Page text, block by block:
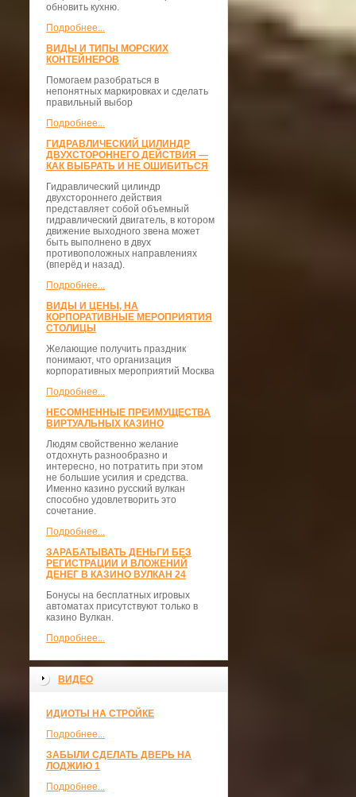
обновить кухню.
Подробнее...
ВИДЫ И ТИПЫ МОРСКИХ
КОНТЕЙНЕРОВ
Помогаем разобраться в
непонятных маркировках и сделать
правильный выбор
Подробнее...
ГИДРАВЛИЧЕСКИЙ ЦИЛИНДР
ДВУХСТОРОННЕГО ДЕЙСТВИЯ —
КАК ВЫБРАТЬ И НЕ ОШИБИТЬСЯ
Гидравлический цилиндр
двухстороннего действия
представляет собой объемный
гидравлический двигатель, в котором
движение выходного звена может
быть выполнено в двух
противоположных направлениях
(вперёд и назад).
Подробнее...
ВИДЫ И ЦЕНЫ, НА
КОРПОРАТИВНЫЕ МЕРОПРИЯТИЯ
СТОЛИЦЫ
Желающие получить праздник
понимают, что организация
корпоративных мероприятий Москва
Подробнее...
НЕСОМНЕННЫЕ ПРЕИМУЩЕСТВА
ВИРТУАЛЬНЫХ КАЗИНО
Людям свойственно желание
отдохнуть разнообразно и
интересно, но потратить при этом
не большие усилия и средства.
Именно казино русский вулкан
способно удовлетворить это
сочетание.
Подробнее...
ЗАРАБАТЫВАТЬ ДЕНЬГИ БЕЗ
РЕГИСТРАЦИИ И ВЛОЖЕНИЙ
ДЕНЕГ В КАЗИНО ВУЛКАН 24
Бонусы на бесплатных игровых
автоматах присутствуют только в
казино Вулкан.
Подробнее...
ВИДЕО
ИДИОТЫ НА СТРОЙКЕ
Подробнее...
ЗАБЫЛИ СДЕЛАТЬ ДВЕРЬ НА
ЛОДЖИЮ 1
Подробнее...